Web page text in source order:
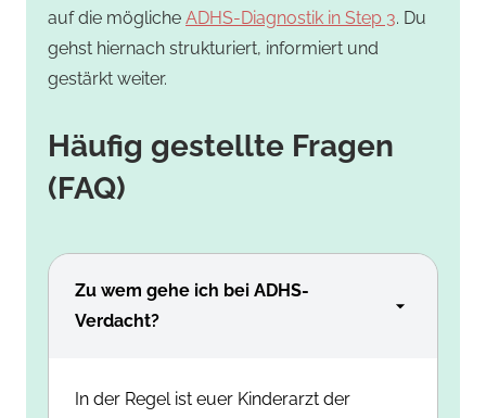
auf die mögliche ADHS-Diagnostik in Step 3. Du
gehst hiernach strukturiert, informiert und
gestärkt weiter.
Häufig gestellte Fragen
(FAQ)
Zu wem gehe ich bei ADHS-
Verdacht?
In der Regel ist euer Kinderarzt der